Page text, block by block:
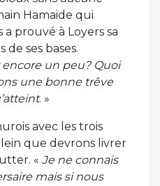
Hamaide qui
prouvé à Loyers sa
de ses bases.
un peu? Quoi
une bonne trêve
. »
avec les trois
que devrons livrer
« Je ne connais
mais si nous